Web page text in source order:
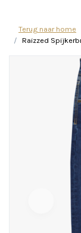
Terug naar home
Raizzed